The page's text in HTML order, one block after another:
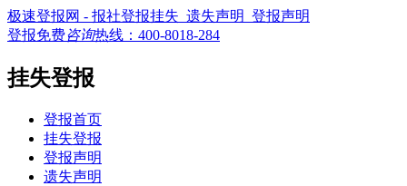
极速登报网 - 报社登报挂失_遗失声明_登报声明
登报免费咨询热线： 400-8018-284
挂失登报
登报首页
挂失登报
登报声明
遗失声明